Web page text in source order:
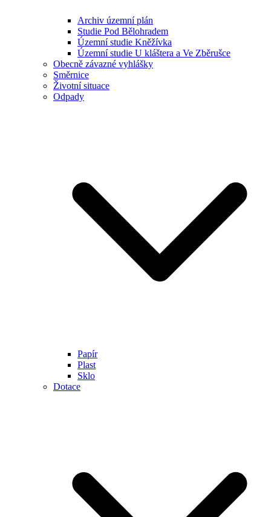
Archiv územní plán
Studie Pod Bělohradem
Územní studie Kněžívka
Územní studie U kláštera a Ve Zběrušce
Obecně závazné vyhlášky
Směrnice
Životní situace
Odpady
Papír
Plast
Sklo
Dotace